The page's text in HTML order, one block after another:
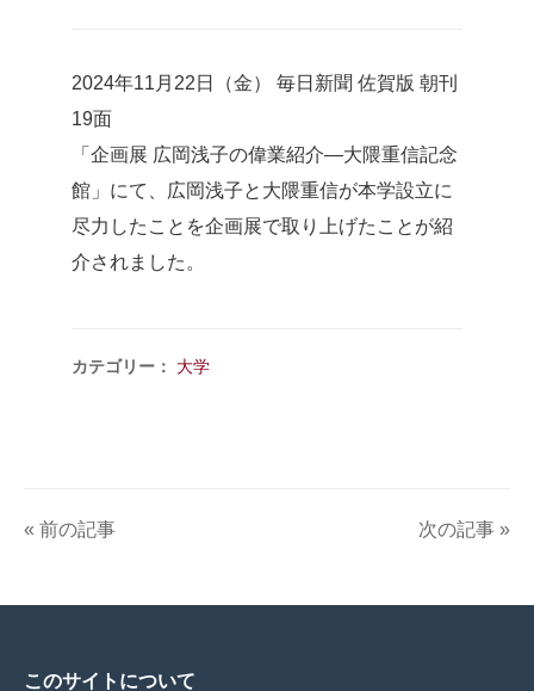
2024年11月22日（金） 毎日新聞 佐賀版 朝刊
19面
「企画展 広岡浅子の偉業紹介―大隈重信記念
館」にて、広岡浅子と大隈重信が本学設立に
尽力したことを企画展で取り上げたことが紹
介されました。
カテゴリー： 大学
« 前の記事 次の記事 »
このサイトについて